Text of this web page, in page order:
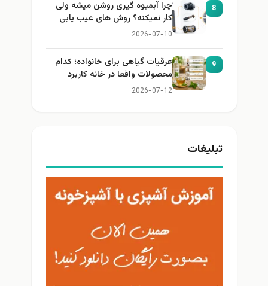
8
چرا آبمیوه گیری روشن میشه ولی
کار نمیکنه؟ روش های عیب یابی
2026-07-10
9
عرقیات گیاهی برای خانواده؛ کدام
محصولات واقعا در خانه کاربرد
دارند؟
2026-07-12
تبلیغات